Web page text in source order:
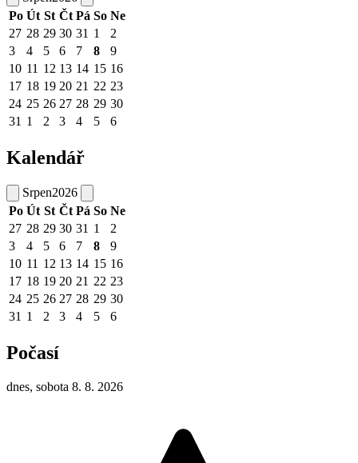
Po Út St Čt Pá So Ne
27 28 29 30 31 1
2
3
4 5 6 7 8
9
10 11 12 13 14 15 16
17 18 19 20 21 22 23
24 25 26 27 28 29 30
31 1 2 3 4 5 6
Kalendář
Srpen2026
Po Út St Čt Pá So Ne
27 28 29 30 31 1
2
3
4 5 6 7 8
9
10 11 12 13 14 15 16
17 18 19 20 21 22 23
24 25 26 27 28 29 30
31 1 2 3 4 5 6
Počasí
dnes, sobota 8. 8. 2026